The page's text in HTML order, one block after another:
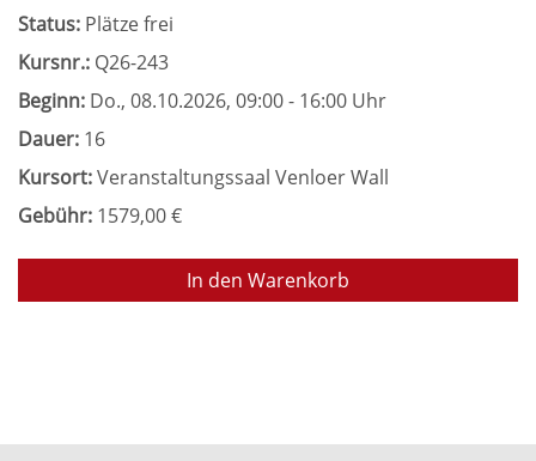
Status: Plätze frei
Kursnr.: Q26-243
Beginn: Do., 08.10.2026, 09:00 - 16:00 Uhr
Dauer: 16
Kursort:Veranstaltungssaal Venloer Wall
Gebühr: 1579,00 €
In den Warenkorb